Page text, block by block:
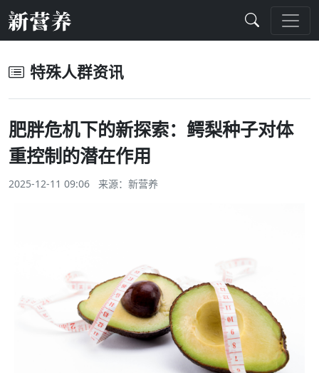
特殊人群资讯
肥胖危机下的新探索：鳄梨种子对体
重控制的潜在作用
2025-12-11 09:06 来源： 新营养